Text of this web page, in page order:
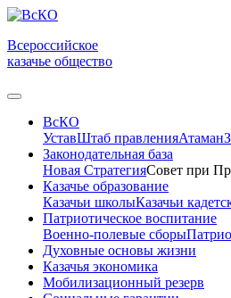
Всероссийское
казачье общество
ВсКО
УставШтаб правленияАтаман
Законодательная база
Новая СтратегияСовет при
Казачье образование
Казачьи школыКазачьи
Патриотическое воспитание
Военно-полевые сборы
Духовные основы жизни
Казачья экономика
Мобилизационный резерв